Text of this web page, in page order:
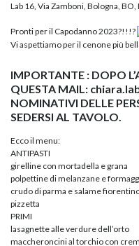
Lab 16, Via Zamboni, Bologna, BO,
Pronti per il Capodanno 2023?!!!?
Vi aspettiamo per il cenone più
IMPORTANTE : DOPO
QUESTA MAIL:
NOMINATIVI DELLE
SEDERSI AL TAVOLO.
Ecco il menu:
ANTIPASTI
girelline con mortadella e grana
polpettine di melanzane e
crudo di parma e salame
pizzetta
PRIMI
lasagnette alle verdure dell’orto
maccheroncini al torchio con